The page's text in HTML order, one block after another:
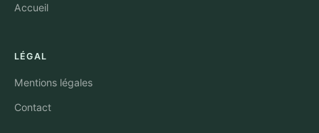
Accueil
LÉGAL
Mentions légales
Contact